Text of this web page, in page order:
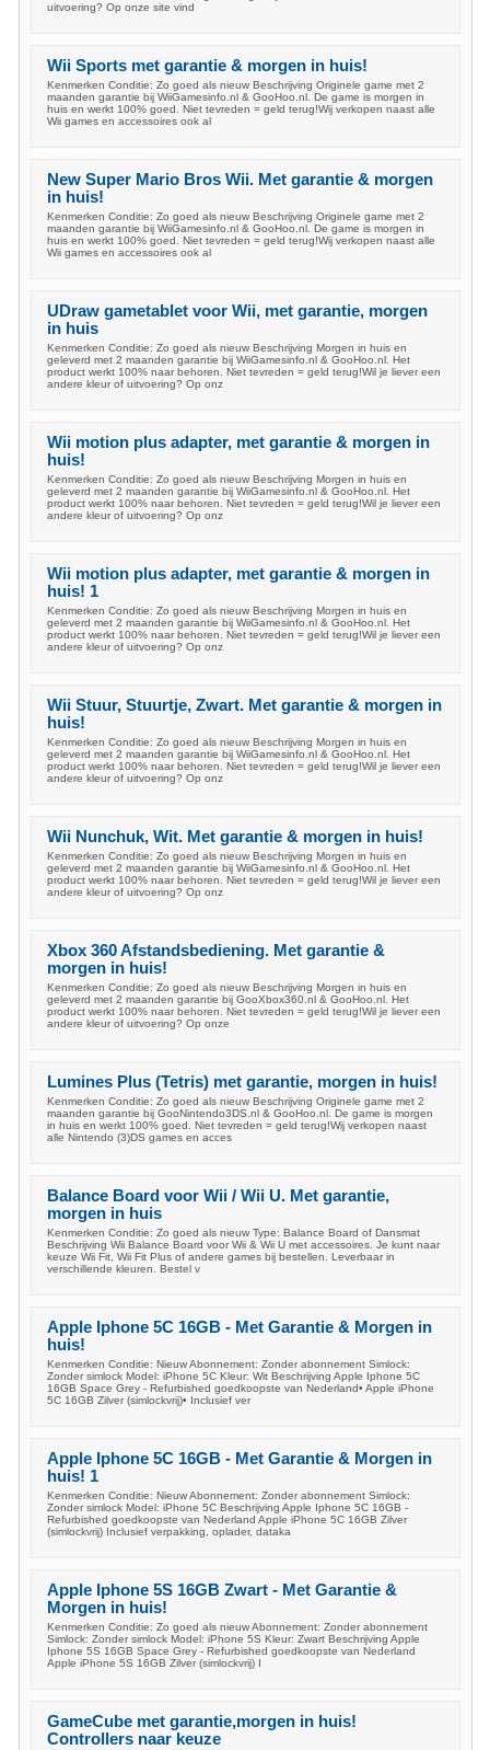
uitvoering? Op onze site vind
Wii Sports met garantie & morgen in huis!
Kenmerken Conditie: Zo goed als nieuw Beschrijving Originele game met 2
maanden garantie bij WiiGamesinfo.nl & GooHoo.nl. De game is morgen in
huis en werkt 100% goed. Niet tevreden = geld terug!Wij verkopen naast alle
Wii games en accessoires ook al
New Super Mario Bros Wii. Met garantie & morgen
in huis!
Kenmerken Conditie: Zo goed als nieuw Beschrijving Originele game met 2
maanden garantie bij WiiGamesinfo.nl & GooHoo.nl. De game is morgen in
huis en werkt 100% goed. Niet tevreden = geld terug!Wij verkopen naast alle
Wii games en accessoires ook al
UDraw gametablet voor Wii, met garantie, morgen
in huis
Kenmerken Conditie: Zo goed als nieuw Beschrijving Morgen in huis en
geleverd met 2 maanden garantie bij WiiGamesinfo.nl & GooHoo.nl. Het
product werkt 100% naar behoren. Niet tevreden = geld terug!Wil je liever een
andere kleur of uitvoering? Op onz
Wii motion plus adapter, met garantie & morgen in
huis!
Kenmerken Conditie: Zo goed als nieuw Beschrijving Morgen in huis en
geleverd met 2 maanden garantie bij WiiGamesinfo.nl & GooHoo.nl. Het
product werkt 100% naar behoren. Niet tevreden = geld terug!Wil je liever een
andere kleur of uitvoering? Op onz
Wii motion plus adapter, met garantie & morgen in
huis! 1
Kenmerken Conditie: Zo goed als nieuw Beschrijving Morgen in huis en
geleverd met 2 maanden garantie bij WiiGamesinfo.nl & GooHoo.nl. Het
product werkt 100% naar behoren. Niet tevreden = geld terug!Wil je liever een
andere kleur of uitvoering? Op onz
Wii Stuur, Stuurtje, Zwart. Met garantie & morgen in
huis!
Kenmerken Conditie: Zo goed als nieuw Beschrijving Morgen in huis en
geleverd met 2 maanden garantie bij WiiGamesinfo.nl & GooHoo.nl. Het
product werkt 100% naar behoren. Niet tevreden = geld terug!Wil je liever een
andere kleur of uitvoering? Op onz
Wii Nunchuk, Wit. Met garantie & morgen in huis!
Kenmerken Conditie: Zo goed als nieuw Beschrijving Morgen in huis en
geleverd met 2 maanden garantie bij WiiGamesinfo.nl & GooHoo.nl. Het
product werkt 100% naar behoren. Niet tevreden = geld terug!Wil je liever een
andere kleur of uitvoering? Op onz
Xbox 360 Afstandsbediening. Met garantie &
morgen in huis!
Kenmerken Conditie: Zo goed als nieuw Beschrijving Morgen in huis en
geleverd met 2 maanden garantie bij GooXbox360.nl & GooHoo.nl. Het
product werkt 100% naar behoren. Niet tevreden = geld terug!Wil je liever een
andere kleur of uitvoering? Op onze
Lumines Plus (Tetris) met garantie, morgen in huis!
Kenmerken Conditie: Zo goed als nieuw Beschrijving Originele game met 2
maanden garantie bij GooNintendo3DS.nl & GooHoo.nl. De game is morgen
in huis en werkt 100% goed. Niet tevreden = geld terug!Wij verkopen naast
alle Nintendo (3)DS games en acces
Balance Board voor Wii / Wii U. Met garantie,
morgen in huis
Kenmerken Conditie: Zo goed als nieuw Type: Balance Board of Dansmat
Beschrijving Wii Balance Board voor Wii & Wii U met accessoires. Je kunt naar
keuze Wii Fit, Wii Fit Plus of andere games bij bestellen. Leverbaar in
verschillende kleuren. Bestel v
Apple Iphone 5C 16GB - Met Garantie & Morgen in
huis!
Kenmerken Conditie: Nieuw Abonnement: Zonder abonnement Simlock:
Zonder simlock Model: iPhone 5C Kleur: Wit Beschrijving Apple Iphone 5C
16GB Space Grey - Refurbished goedkoopste van Nederland• Apple iPhone
5C 16GB Zilver (simlockvrij)• Inclusief ver
Apple Iphone 5C 16GB - Met Garantie & Morgen in
huis! 1
Kenmerken Conditie: Nieuw Abonnement: Zonder abonnement Simlock:
Zonder simlock Model: iPhone 5C Beschrijving Apple Iphone 5C 16GB -
Refurbished goedkoopste van Nederland Apple iPhone 5C 16GB Zilver
(simlockvrij) Inclusief verpakking, oplader, dataka
Apple Iphone 5S 16GB Zwart - Met Garantie &
Morgen in huis!
Kenmerken Conditie: Zo goed als nieuw Abonnement: Zonder abonnement
Simlock: Zonder simlock Model: iPhone 5S Kleur: Zwart Beschrijving Apple
Iphone 5S 16GB Space Grey - Refurbished goedkoopste van Nederland
Apple iPhone 5S 16GB Zilver (simlockvrij) I
GameCube met garantie,morgen in huis!
Controllers naar keuze